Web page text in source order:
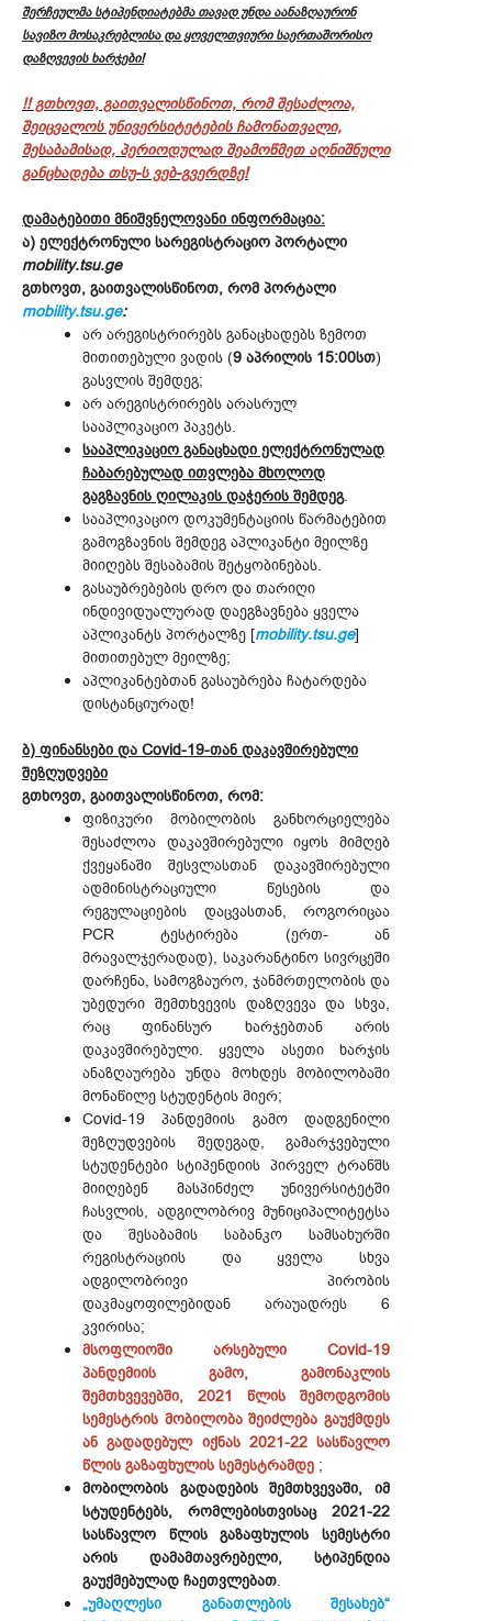
შერჩეულმა სტიპენდიატებმა თავად უნდა აანაზღაურონ
სავიზო მოსაკრებლისა და ყოველთვიური საერთაშორისო
დაზღვევის ხარჯები!
!! გთხოვთ, გაითვალისწინოთ, რომ შესაძლოა,
შეიცვალოს უნივერსიტეტების ჩამონათვალი,
შესაბამისად, პერიოდულად შეამოწმეთ აღნიშნული
განცხადება თსუ-ს ვებ-გვერდზე!
დამატებითი მნიშვნელოვანი ინფორმაცია:
ა) ელექტრონული სარეგისტრაციო პორტალი
mobility.tsu.ge
გთხოვთ, გაითვალისწინოთ, რომ პორტალი
mobility.tsu.ge:
არ არეგისტრირებს განაცხადებს ზემოთ
მითითებული ვადის (9 აპრილის 15:00სთ)
გასვლის შემდეგ;
არ არეგისტრირებს არასრულ
სააპლიკაციო პაკეტს.
სააპლიკაციო განაცხადი ელექტრონულად
ჩაბარებულად ითვლება მხოლოდ
გაგზავნის ღილაკის დაჭერის შემდეგ.
სააპლიკაციო დოკუმენტაციის წარმატებით
გამოგზავნის შემდეგ აპლიკანტი მეილზე
მიიღებს შესაბამის შეტყობინებას.
გასაუბრებების დრო და თარიღი
ინდივიდუალურად დაეგზავნება ყველა
აპლიკანტს პორტალზე [mobility.tsu.ge]
მითითებულ მეილზე;
აპლიკანტებთან გასაუბრება ჩატარდება
დისტანციურად!
ბ) ფინანსები და Covid-19-თან დაკავშირებული
შეზღუდვები
გთხოვთ, გაითვალისწინოთ, რომ:
ფიზიკური მობილობის განხორციელება
შესაძლოა დაკავშირებული იყოს მიმღებ
ქვეყანაში შესვლასთან დაკავშირებული
ადმინისტრაციული წესების და
რეგულაციების დაცვასთან, როგორიცაა
PCR ტესტირება (ერთ- ან
მრავალჯერადად), საკარანტინო სივრცეში
დარჩენა, სამოგზაურო, ჯანმრთელობის და
უბედური შემთხვევის დაზღვევა და სხვა,
რაც ფინანსურ ხარჯებთან არის
დაკავშირებული. ყველა ასეთი ხარჯის
ანაზღაურება უნდა მოხდეს მობილობაში
მონაწილე სტუდენტის მიერ;
Covid-19 პანდემიის გამო დადგენილი
შეზღუდვების შედეგად, გამარჯვებული
სტუდენტები სტიპენდიის პირველ ტრანშს
მიიღებენ მასპინძელ უნივერსიტეტში
ჩასვლის, ადგილობრივ მუნიციპალიტეტსა
და შესაბამის საბანკო სამსახურში
რეგისტრაციის და ყველა სხვა
ადგილობრივი პირობის
დაკმაყოფილებიდან არაუადრეს 6
კვირისა;
მსოფლიოში არსებული Covid-19
პანდემიის გამო, გამონაკლის
შემთხვევებში, 2021 წლის შემოდგომის
სემესტრის მობილობა შეიძლება გაუქმდეს
ან გადადებულ იქნას 2021-22 სასწავლო
წლის გაზაფხულის სემესტრამდე ;
მობილობის გადადების შემთხვევაში, იმ
სტუდენტებს, რომლებისთვისაც 2021-22
სასწავლო წლის გაზაფხულის სემესტრი
არის დამამთავრებელი, სტიპენდია
გაუქმებულად ჩაეთვლებათ.
„უმაღლესი განათლების შესახებ“